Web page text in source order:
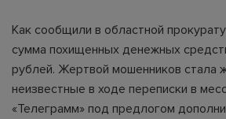
Как сообщили в областной
сумма похищенных денежных
рублей. Жертвой мошенников стала
неизвестные в ходе переписки в
«Телеграмм» под предлогом